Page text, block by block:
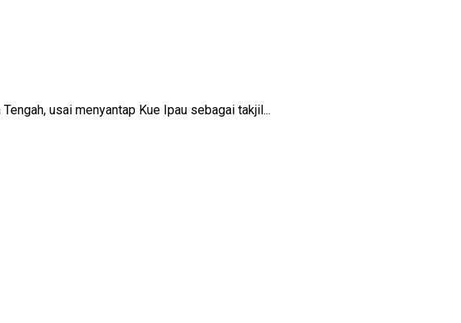
usai menyantap Kue Ipau sebagai takjil...